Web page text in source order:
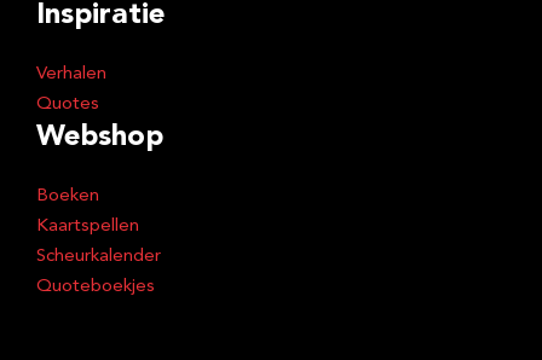
Inspiratie
Verhalen
Quotes
Webshop
Boeken
Kaartspellen
Scheurkalender
Quoteboekjes